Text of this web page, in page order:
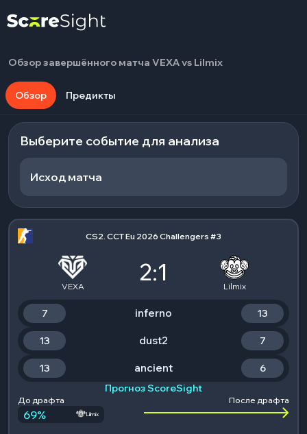
Обзор завершённого матча VEXA vs Lilmix
Обзор Предикты
Выберите событие для анализа
Исход матча
CS2. CCT Eu 2026 Challengers #3
VEXA
2:1
Lilmix
7 inferno 13
13 dust2 7
13 ancient
6
Прогноз ScoreSight
До драфта После драфта
69% Lilmix